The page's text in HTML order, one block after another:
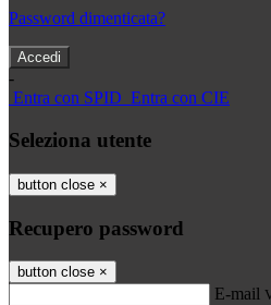
Password dimenticata?
-
Entra con SPID Entra con CIE
Seleziona utente
button close ×
Recupero password
button close ×
E-mail